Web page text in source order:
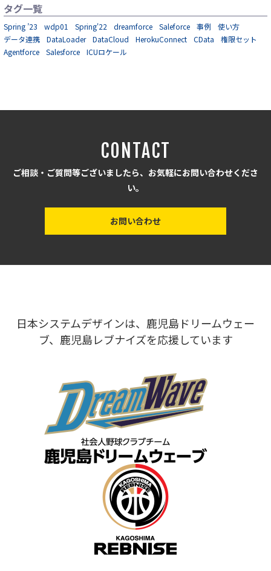
タグ一覧
Spring ’23 wdp01 Spring'22 dreamforce Saleforce 事例
使い方
データ連携
DataLoader DataCloud HerokuConnect CData
権限セット
Agentforce
Salesforce ICUロケール
CONTACT
ご相談・ご質問等ございましたら、お気軽にお問い合わせくださ
い。
お問い合わせ
日本システムデザインは、鹿児島ドリームウェー
ブ、鹿児島レブナイズを応援しています